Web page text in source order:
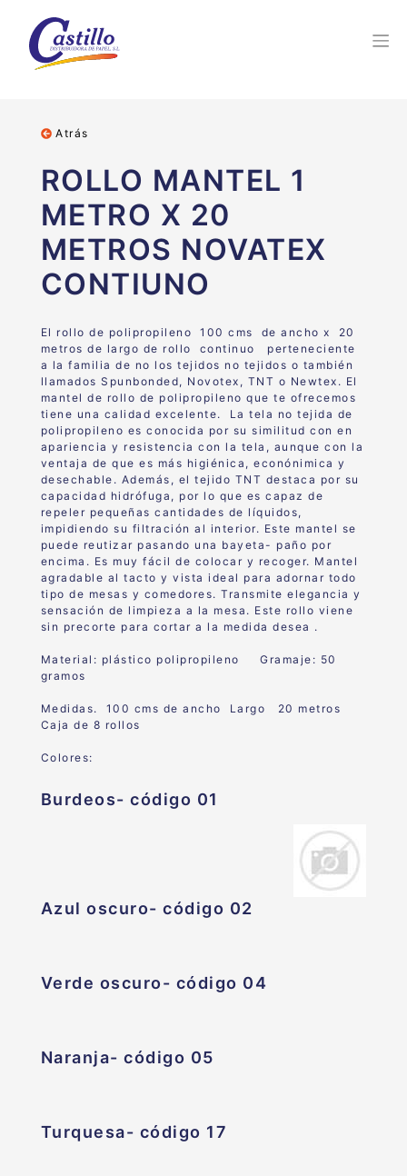
Atrás
ROLLO MANTEL 1
METRO X 20
METROS NOVATEX
CONTIUNO
El rollo de polipropileno 100 cms de ancho x 20
metros de largo de rollo continuo perteneciente
a la familia de no los tejidos no tejidos o también
llamados Spunbonded, Novotex, TNT o Newtex. El
mantel de rollo de polipropileno que te ofrecemos
tiene una calidad excelente. La tela no tejida de
polipropileno es conocida por su similitud con en
apariencia y resistencia con la tela, aunque con la
ventaja de que es más higiénica, econónimica y
desechable. Además, el tejido TNT destaca por su
capacidad hidrófuga, por lo que es capaz de
repeler pequeñas cantidades de líquidos,
impidiendo su filtración al interior. Este mantel se
puede reutizar pasando una bayeta- paño por
encima. Es muy fácil de colocar y recoger. Mantel
agradable al tacto y vista ideal para adornar todo
tipo de mesas y comedores. Transmite elegancia y
sensación de limpieza a la mesa. Este rollo viene
sin precorte para cortar a la medida desea .
Material: plástico polipropileno Gramaje: 50
gramos
Medidas. 100 cms de ancho Largo 20 metros
Caja de 8 rollos
Colores:
Burdeos- código 01
Azul oscuro- código 02
Verde oscuro- código 04
Naranja- código 05
Turquesa- código 17